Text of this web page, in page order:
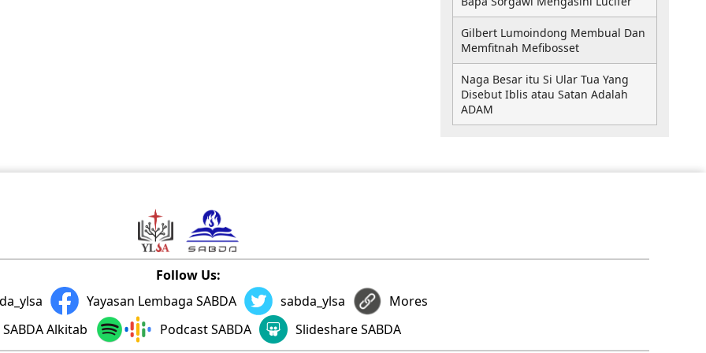
Gilbert Lumoindong Membual Dan
Memfitnah Mefibosset
Naga Besar itu Si Ular Tua Yang
Disebut Iblis atau Satan Adalah
ADAM
Follow Us:
Yayasan Lembaga SABDA sabda_ylsa
Mores
SABDA Alkitab
Podcast SABDA Slideshare SABDA